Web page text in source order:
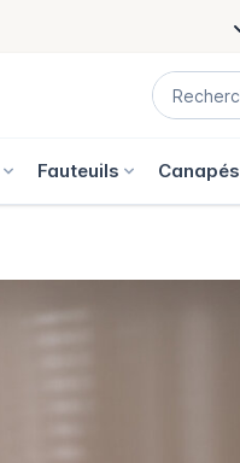
Fauteuils Canapés